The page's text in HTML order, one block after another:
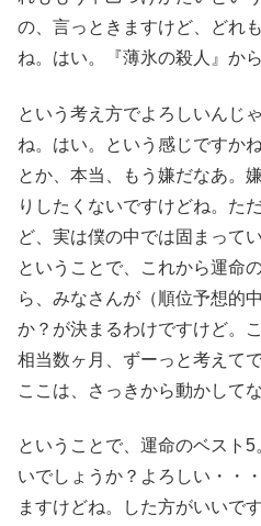
の、言っときますけど、どれ
ね。はい。『薄氷の殺人』か
という考え方でよろしいんじ
ね。はい。という感じですか
とか、本当、もう嫌だなあ。
りしたくないですけどね。た
ど、実は僕の中では固まって
ということで、これから運命
ら、みなさんが（順位予想的
か？が決まるわけですけど。
相当数ヶ月、ずーっと考えて
ここは、さっきから動かして
ということで、運命のベスト
いでしょうか？よろしい・・
ますけどね。した方がいいで